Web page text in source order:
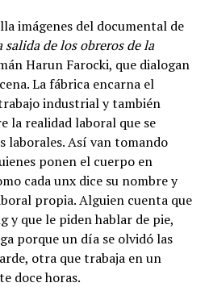
imágenes del documental de
salida de los obreros de la
Harun Farocki, que dialogan
La fábrica encarna el
industrial y también
la realidad laboral que se
laborales. Así van tomando
ponen el cuerpo en
cada unx dice su nombre y
propia. Alguien cuenta que
y que le piden hablar de pie,
porque un día se olvidó las
otra que trabaja en un
doce horas.